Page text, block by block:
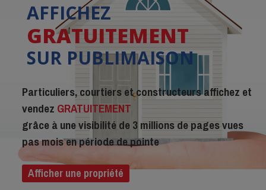
AFFICHEZ
GRATUITEMENT
SUR PUBLIMAISON
Particuliers, courtiers et constructeurs affichez et
vendez GRATUITEMENT
grâce à une visibilité de 3 millions de pages vues
pas mois en période de pointe
Afficher une propriété